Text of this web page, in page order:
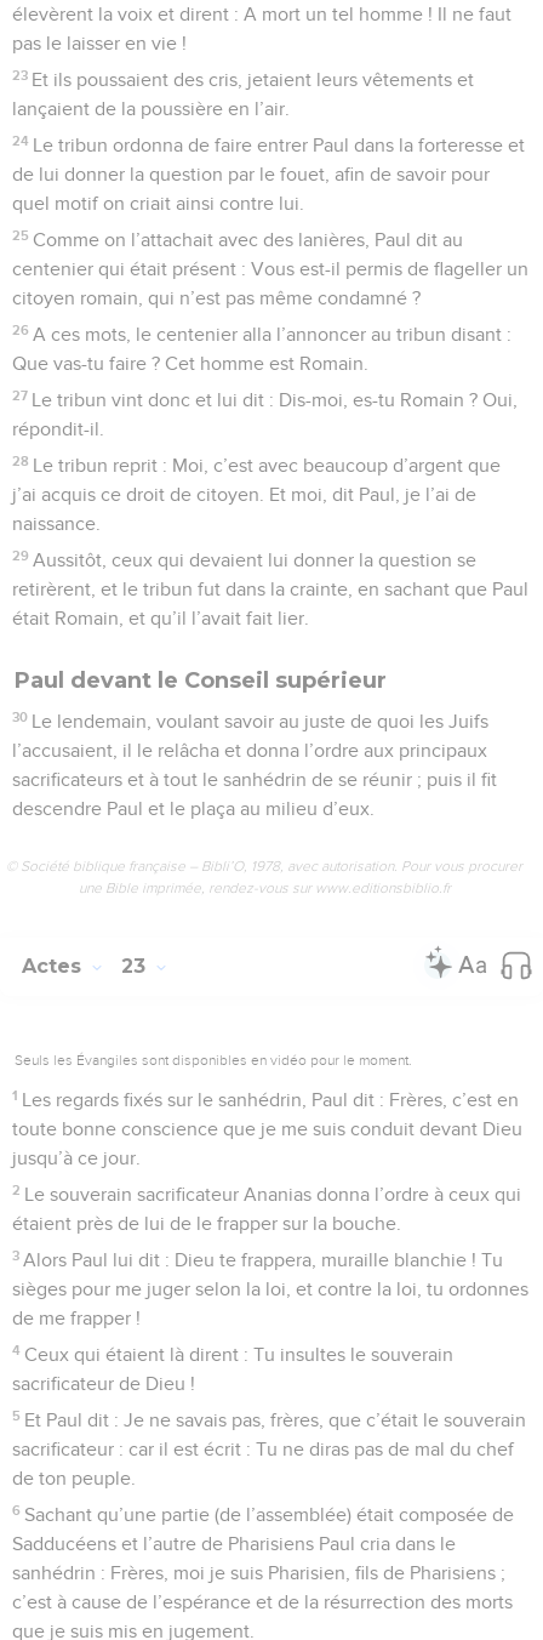
élevèrent la voix et dirent : A mort un tel homme ! Il ne faut
pas le laisser en vie !
23 Et ils poussaient des cris, jetaient leurs vêtements et
lançaient de la poussière en l’air.
24 Le tribun ordonna de faire entrer Paul dans la forteresse et
de lui donner la question par le fouet, afin de savoir pour
quel motif on criait ainsi contre lui.
25 Comme on l’attachait avec des lanières, Paul dit au
centenier qui était présent : Vous est-il permis de flageller un
citoyen romain, qui n’est pas même condamné ?
26 A ces mots, le centenier alla l’annoncer au tribun disant :
Que vas-tu faire ? Cet homme est Romain.
27 Le tribun vint donc et lui dit : Dis-moi, es-tu Romain ? Oui,
répondit-il.
28 Le tribun reprit : Moi, c’est avec beaucoup d’argent que
j’ai acquis ce droit de citoyen. Et moi, dit Paul, je l’ai de
naissance.
29 Aussitôt, ceux qui devaient lui donner la question se
retirèrent, et le tribun fut dans la crainte, en sachant que Paul
était Romain, et qu’il l’avait fait lier.
Paul devant le Conseil supérieur
30 Le lendemain, voulant savoir au juste de quoi les Juifs
l’accusaient, il le relâcha et donna l’ordre aux principaux
sacrificateurs et à tout le sanhédrin de se réunir ; puis il fit
descendre Paul et le plaça au milieu d’eux.
© Société biblique française – Bibli’O, 1978, avec autorisation. Pour vous procurer
une Bible imprimée, rendez-vous sur www.editionsbiblio.fr
Actes 23
Seuls les Évangiles sont disponibles en vidéo pour le moment.
1 Les regards fixés sur le sanhédrin, Paul dit : Frères, c’est en
toute bonne conscience que je me suis conduit devant Dieu
jusqu’à ce jour.
2 Le souverain sacrificateur Ananias donna l’ordre à ceux qui
étaient près de lui de le frapper sur la bouche.
3 Alors Paul lui dit : Dieu te frappera, muraille blanchie ! Tu
sièges pour me juger selon la loi, et contre la loi, tu ordonnes
de me frapper !
4 Ceux qui étaient là dirent : Tu insultes le souverain
sacrificateur de Dieu !
5 Et Paul dit : Je ne savais pas, frères, que c’était le souverain
sacrificateur : car il est écrit : Tu ne diras pas de mal du chef
de ton peuple.
6 Sachant qu’une partie (de l’assemblée) était composée de
Sadducéens et l’autre de Pharisiens Paul cria dans le
sanhédrin : Frères, moi je suis Pharisien, fils de Pharisiens ;
c’est à cause de l’espérance et de la résurrection des morts
que je suis mis en jugement.